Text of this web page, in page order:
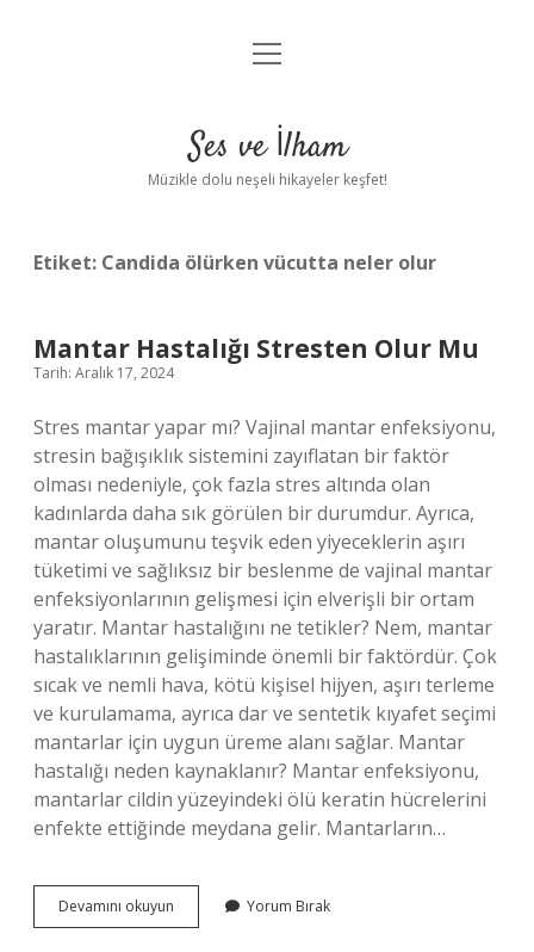
Anasayfa
Yasal Uyarı
menüyü
Ses ve İlham
Müzikle dolu neşeli hikayeler keşfet!
Etiket: Candida ölürken vücutta neler olur
Mantar Hastalığı Stresten Olur Mu
Tarih: Aralık 17, 2024
Stres mantar yapar mı? Vajinal mantar enfeksiyonu,
stresin bağışıklık sistemini zayıflatan bir faktör
olması nedeniyle, çok fazla stres altında olan
kadınlarda daha sık görülen bir durumdur. Ayrıca,
mantar oluşumunu teşvik eden yiyeceklerin aşırı
tüketimi ve sağlıksız bir beslenme de vajinal mantar
enfeksiyonlarının gelişmesi için elverişli bir ortam
yaratır. Mantar hastalığını ne tetikler? Nem, mantar
hastalıklarının gelişiminde önemli bir faktördür. Çok
sıcak ve nemli hava, kötü kişisel hijyen, aşırı terleme
ve kurulamama, ayrıca dar ve sentetik kıyafet seçimi
mantarlar için uygun üreme alanı sağlar. Mantar
hastalığı neden kaynaklanır? Mantar enfeksiyonu,
mantarlar cildin yüzeyindeki ölü keratin hücrelerini
enfekte ettiğinde meydana gelir. Mantarların…
Devamını okuyun
Hastalığı
Yorum Bırak